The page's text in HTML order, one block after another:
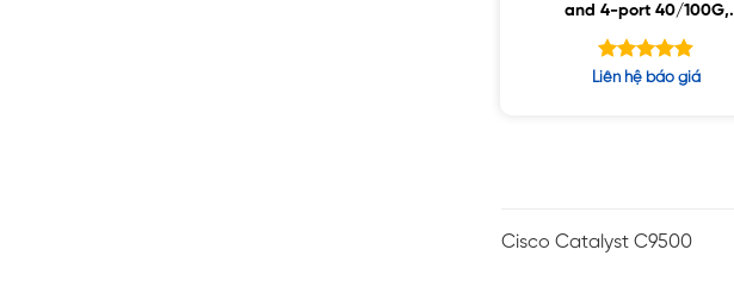
and 4-port 40/100G,
Essential
Được xếp
Liên hệ báo giá
Cisco Catalyst C9500